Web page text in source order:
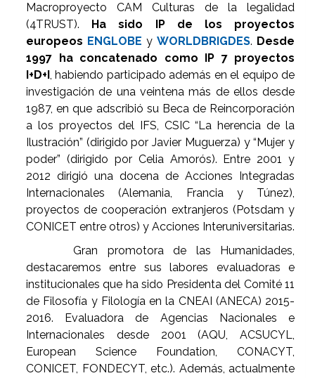
Macroproyecto CAM Culturas de la legalidad
(4TRUST).
Ha sido IP de los proyectos
europeos ENGLOBE yWORLDBRIGDES. Desde
1997 ha concatenado como IP 7 proyectos
I+D+I, habiendo participado además en el equipo de
investigación de una veintena más de ellos desde
1987, en que adscribió su Beca de Reincorporación
a los proyectos del IFS, CSIC “La herencia de la
Ilustración” (dirigido por Javier Muguerza) y “Mujer y
poder” (dirigido por Celia Amorós). Entre 2001 y
2012 dirigió una docena de Acciones Integradas
Internacionales (Alemania, Francia y Túnez),
proyectos de cooperación extranjeros (Potsdam y
CONICET entre otros) y Acciones Interuniversitarias.
Gran promotora de las Humanidades,
destacaremos entre sus labores evaluadoras e
institucionales que ha sido Presidenta del Comité 11
de Filosofía y Filología en la CNEAI (ANECA) 2015-
2016. Evaluadora de Agencias Nacionales e
Internacionales desde 2001 (AQU, ACSUCYL,
European Science Foundation, CONACYT,
CONICET, FONDECYT, etc.). Además, actualmente